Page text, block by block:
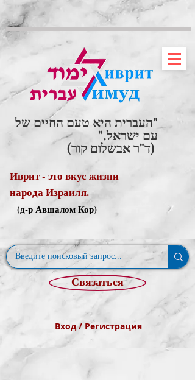
"העברית היא טעם החיים של
עם ישראל."
(ד"ר אבשלום קור)
Иврит - это вкус жизни
народа Израиля.
(д-р Авшалом Кор)
Связаться
Вход / Регистрация